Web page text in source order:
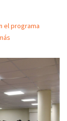
el programa